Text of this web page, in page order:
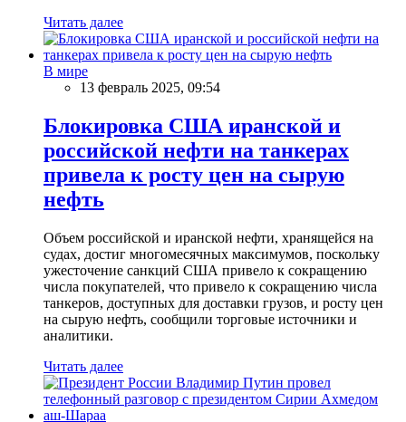
Читать далее
В мире
13 февраль 2025, 09:54
Блокировка США иранской и
российской нефти на танкерах
привела к росту цен на сырую
нефть
Объем российской и иранской нефти, хранящейся на
судах, достиг многомесячных максимумов, поскольку
ужесточение санкций США привело к сокращению
числа покупателей, что привело к сокращению числа
танкеров, доступных для доставки грузов, и росту цен
на сырую нефть, сообщили торговые источники и
аналитики.
Читать далее